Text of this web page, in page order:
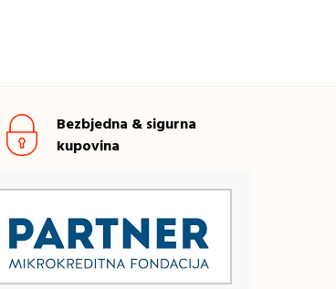
Bezbjedna & sigurna
kupovina